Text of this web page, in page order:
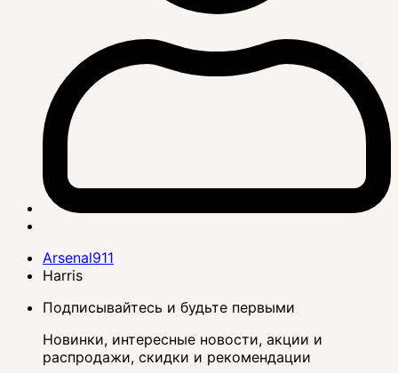
Arsenal911
Harris
Подписывайтесь и будьте первыми
Новинки, интересные новости, акции и
распродажи, скидки и рекомендации